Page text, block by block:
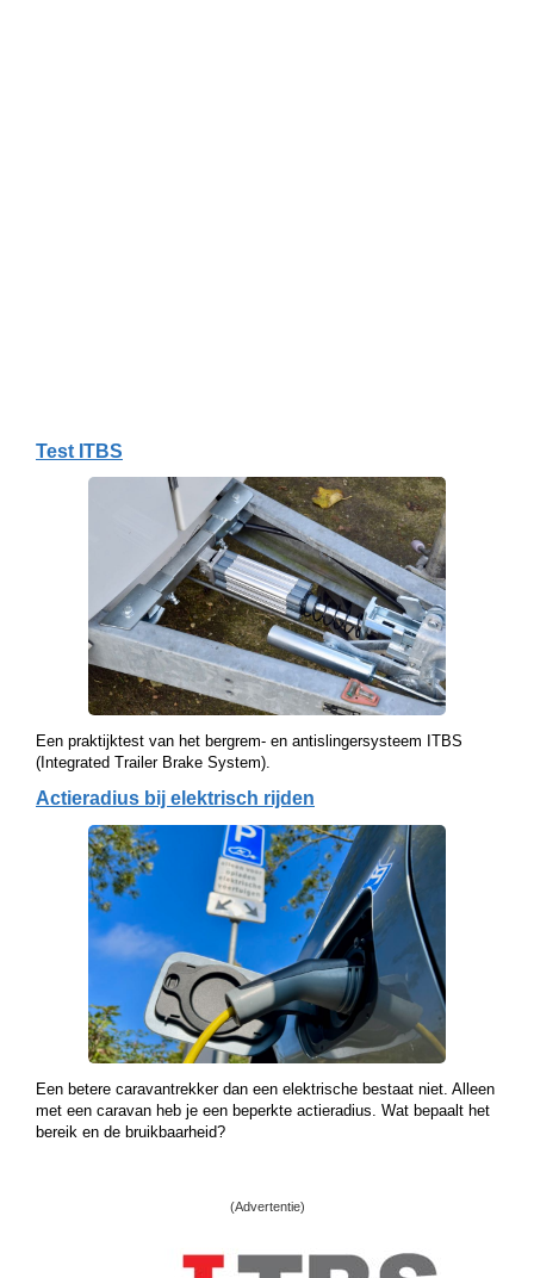
Test ITBS
Een praktijktest van het bergrem- en antislingersysteem ITBS
(Integrated Trailer Brake System).
Actieradius bij elektrisch rijden
Een betere caravantrekker dan een elektrische bestaat niet. Alleen
met een caravan heb je een beperkte actieradius. Wat bepaalt het
bereik en de bruikbaarheid?
(Advertentie)